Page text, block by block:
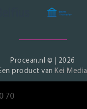
70
Procean.nl © | 2026
product vanKei Media